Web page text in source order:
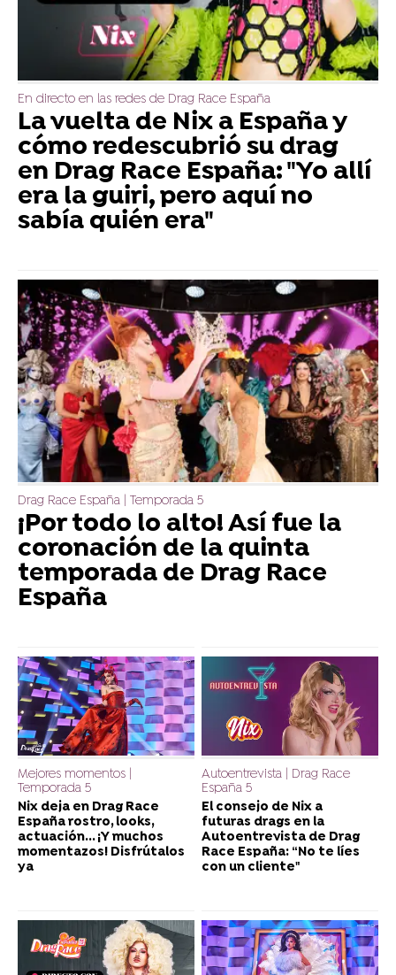
En directo en las redes de Drag Race España
La vuelta de Nix a España y
cómo redescubrió su drag
en Drag Race España: "Yo allí
era la guiri, pero aquí no
sabía quién era"
Drag Race España | Temporada 5
¡Por todo lo alto! Así fue la
coronación de la quinta
temporada de Drag Race
España
Mejores momentos |
Temporada 5
Nix deja en Drag Race
España rostro, looks,
actuación... ¡Y muchos
momentazos! Disfrútalos
ya
Autoentrevista | Drag Race
España 5
El consejo de Nix a
futuras drags en la
Autoentrevista de Drag
Race España: “No te líes
con un cliente"